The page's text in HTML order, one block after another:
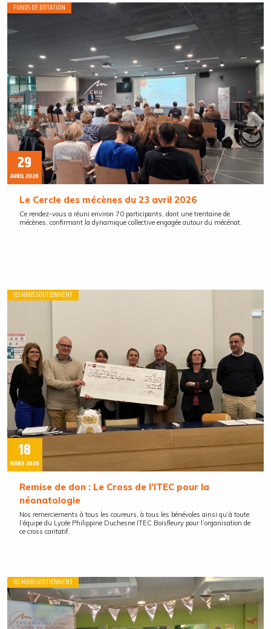
FONDS DE DOTATION
29
AVRIL 2026
Le Cercle des mécènes du 23 avril 2026
Ce rendez-vous a réuni environ 70 participants, dont une trentaine de
mécènes, confirmant la dynamique collective engagée autour du mécénat.
ILS NOUS SOUTIENNENT
18
MARS 2026
Remise de don : Le Cross de l’ITEC pour la
néonatologie
Nos remerciements à tous les coureurs, à tous les bénévoles ainsi qu’à toute
l’équipe du Lycée Philippine Duchesne ITEC Boisfleury pour l’organisation de
ce cross caritatif.
ILS NOUS SOUTIENNENT